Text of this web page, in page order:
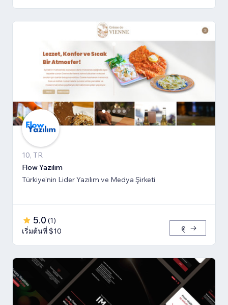
10, TR
Flow Yazılım
Türkiye'nin Lider Yazılım ve Medya Şirketi
5.0 (1)
เริ่มต้นที่ $10
ดู